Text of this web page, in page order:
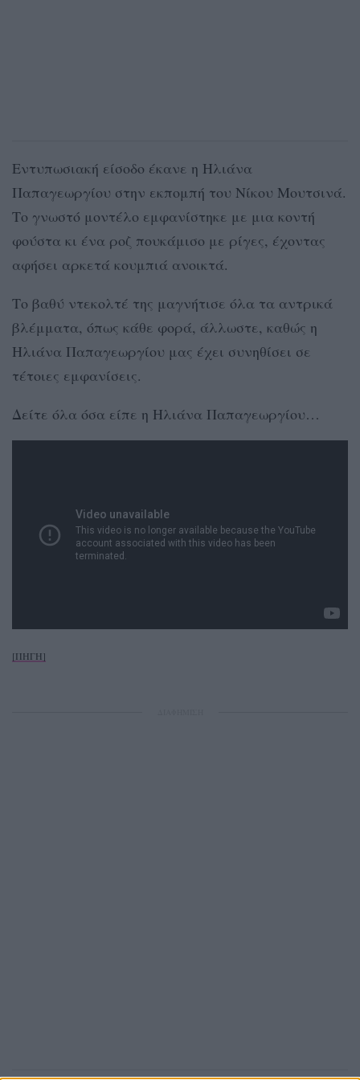
Εντυπωσιακή είσοδο έκανε η Ηλιάνα
Παπαγεωργίου στην εκπομπή του Νίκου Μουτσινά.
Το γνωστό μοντέλο εμφανίστηκε με μια κοντή
φούστα κι ένα ροζ πουκάμισο με ρίγες, έχοντας
αφήσει αρκετά κουμπιά ανοικτά.
Το βαθύ ντεκολτέ της μαγνήτισε όλα τα αντρικά
βλέμματα, όπως κάθε φορά, άλλωστε, καθώς η
Ηλιάνα Παπαγεωργίου μας έχει συνηθίσει σε
τέτοιες εμφανίσεις.
Δείτε όλα όσα είπε η Ηλιάνα Παπαγεωργίου…
[ΠΗΓΗ]